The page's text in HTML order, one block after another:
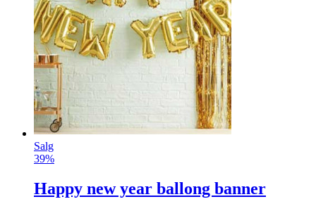
Salg
39%
Happy new year ballong banner